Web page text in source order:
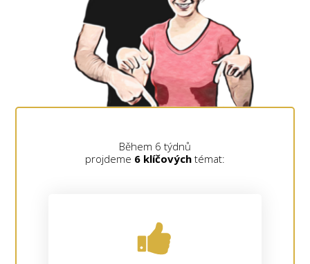
Během 6 týdnů
projdeme 6 klíčových témat: